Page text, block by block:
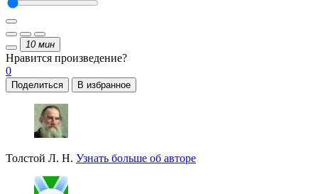
10 мин
Нравится произведение?
0
Поделиться В избранное
Толстой Л. Н. Узнать больше об авторе